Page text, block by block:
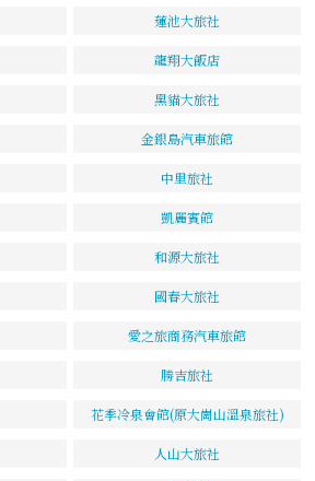
蓮池大旅社
龍翔大飯店
黑貓大旅社
金銀島汽車旅館
中里旅社
凱麗賓館
和源大旅社
國春大旅社
愛之旅商務汽車旅館
勝吉旅社
花季冷泉會館(原大崗山溫泉旅社)
人山大旅社